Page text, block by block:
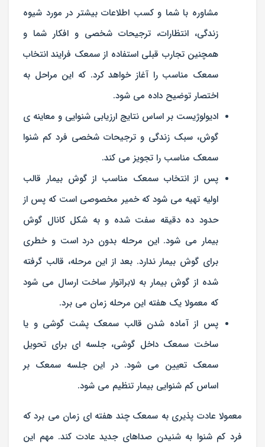
مشاوره با شما و کسب اطلاعات بیشتر در مورد شیوه
زندگی، انتظارات، ترجیحات شخصی و افکار شما و
همچنین تجارب قبلی استفاده از سمعک فرایند انتخاب
سمعک مناسب را آغاز خواهد کرد. که این مراحل به
اختصار توضیح داده می شود.
ادیولوژیست بر اساس نتایج ارزیابی شنوایی و معاینه ی
گوش، سبک زندگی و ترجیحات شخصی فرد کم شنوا
سمعک مناسب را تجویز می کند.
پس از انتخاب سمعک مناسب از گوش بیمار قالب
اولیه تهیه می شود که خمیر مخصوصی است که پس از
حدود ده دقیقه سفت شده و به شکل کانال گوش
بیمار می شود. این مرحله بدون درد است و خطری
برای گوش بیمار ندارد. بعد از این مرحله، قالب گرفته
شده از گوش بیمار به لابراتوار ساخت ارسال می شود
که معمولا یک هفته این مرحله زمان می برد.
پس از آماده شدن قالب سمعک پشت گوشی و یا
ساخت سمعک داخل گوشی، جلسه ای برای تحویل
سمعک تعیین می شود. در این جلسه سمعک بر
اساس کم شنوایی بیمار تنظیم می شود.
معمولا عادت پذیری به سمعک چند هفته ای زمان می برد که
فرد کم شنوا به شنیدن صداهای جدید عادت کند. مهم این